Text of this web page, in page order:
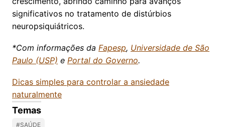
significativos no tratamento de distúrbios
neuropsiquiátricos.
*Com informações da Fapesp, Universidade de São
Paulo (USP) e Portal do Governo.
Dicas simples para controlar a ansiedade
naturalmente
Temas
#SAÚDE